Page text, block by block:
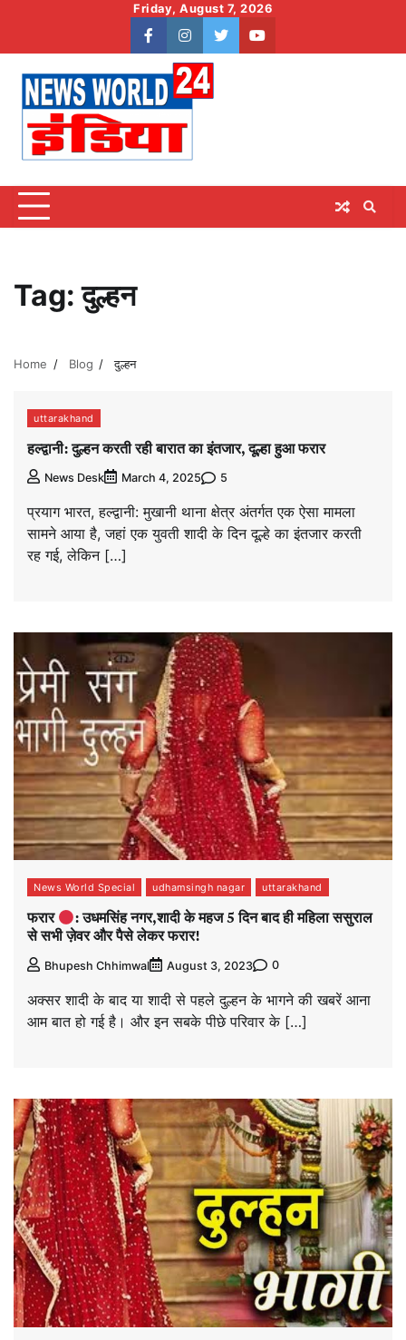
content
Friday, August 7, 2026
facebookinstagram
twitteryoutube
Tag:दुल्हन
Home Blog दुल्हन
uttarakhand
हल्द्वानी: दुल्हन करती रही बारात का इंतजार, दूल्हा हुआ फरार
News Desk March 4, 2025 5
प्रयाग भारत, हल्द्वानी: मुखानी थाना क्षेत्र अंतर्गत एक ऐसा मामला
सामने आया है, जहां एक युवती शादी के दिन दूल्हे का इंतजार करती
रह गई, लेकिन […]
News World Special udhamsingh nagar uttarakhand
फरार
: उधमसिंह नगर,शादी के महज 5 दिन बाद ही महिला ससुराल
से सभी ज़ेवर और पैसे लेकर फरार!
Bhupesh Chhimwal August 3, 2023 0
अक्सर शादी के बाद या शादी से पहले दुल्हन के भागने की खबरें आना
आम बात हो गई है। और इन सबके पीछे परिवार के […]